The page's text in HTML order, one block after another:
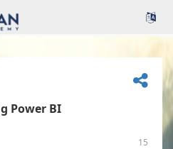
Power BI
15